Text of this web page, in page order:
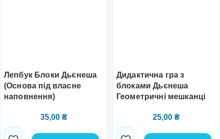
Лепбук Блоки Дьєнеша
(Основа під власне
наповнення)
35,00 ₴
Дидактична гра з
блоками Дьєнеша
Геометричні мешканці
25,00 ₴